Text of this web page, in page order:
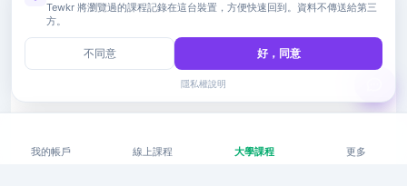
我的帳戶 線上課程 大學課程 更多
Tewkr 將瀏覽過的課程記錄在這台裝置，方便快速回到。資料不傳送給第三
方。
不同意 好，同意
隱私權說明